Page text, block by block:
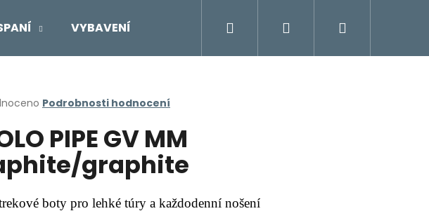
VYBAVENÍ Moje objednávka
Přihlášení
Podrobnosti hodnocení
PIPE GV MM
graphite
boty pro lehké túry a každodenní nošení
HLEDAT